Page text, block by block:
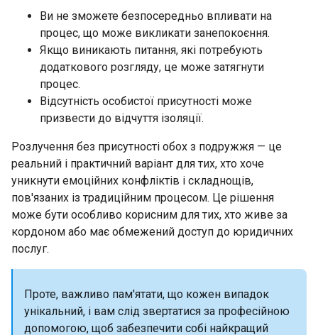
Ви не зможете безпосередньо впливати на
процес, що може викликати занепокоєння.
Якщо виникають питання, які потребують
додаткового розгляду, це може затягнути
процес.
Відсутність особистої присутності може
призвести до відчуття ізоляції.
Розлучення без присутності обох з подружжя — це
реальний і практичний варіант для тих, хто хоче
уникнути емоційних конфліктів і складнощів,
пов'язаних із традиційним процесом. Це рішення
може бути особливо корисним для тих, хто живе за
кордоном або має обмежений доступ до юридичних
послуг.
Проте, важливо пам'ятати, що кожен випадок
унікальний, і вам слід звертатися за професійною
допомогою, щоб забезпечити собі найкращий